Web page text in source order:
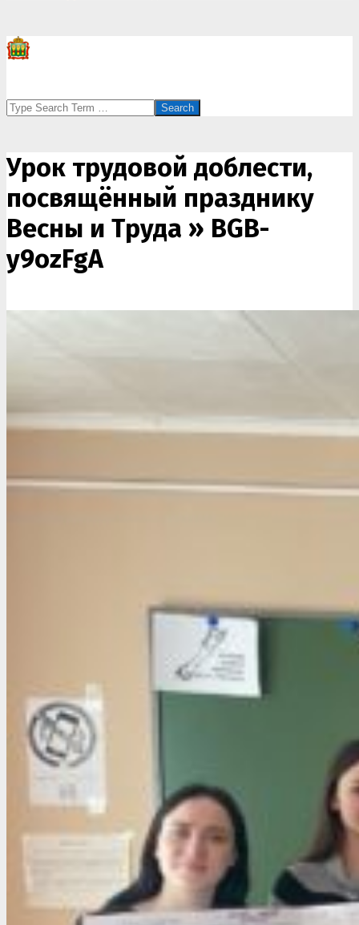
Search
Урок трудовой доблести,
посвящённый празднику
Весны и Труда » BGB-
y9ozFgA